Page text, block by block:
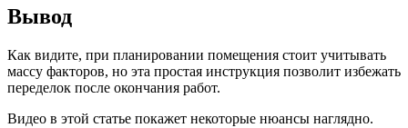
Вывод
Как видите, при планировании помещения стоит учитывать
массу факторов, но эта простая инструкция позволит избежать
переделок после окончания работ.
Видео в этой статье покажет некоторые нюансы наглядно.